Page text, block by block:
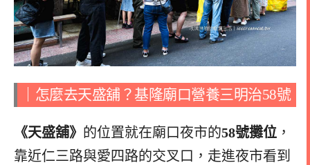
｜怎麼去天盛舖？基隆廟口營養三明治58號
《天盛舖》 的位置就在廟口夜市的58號攤位 ，
靠近仁三路與愛四路的交叉口，走進夜市看到